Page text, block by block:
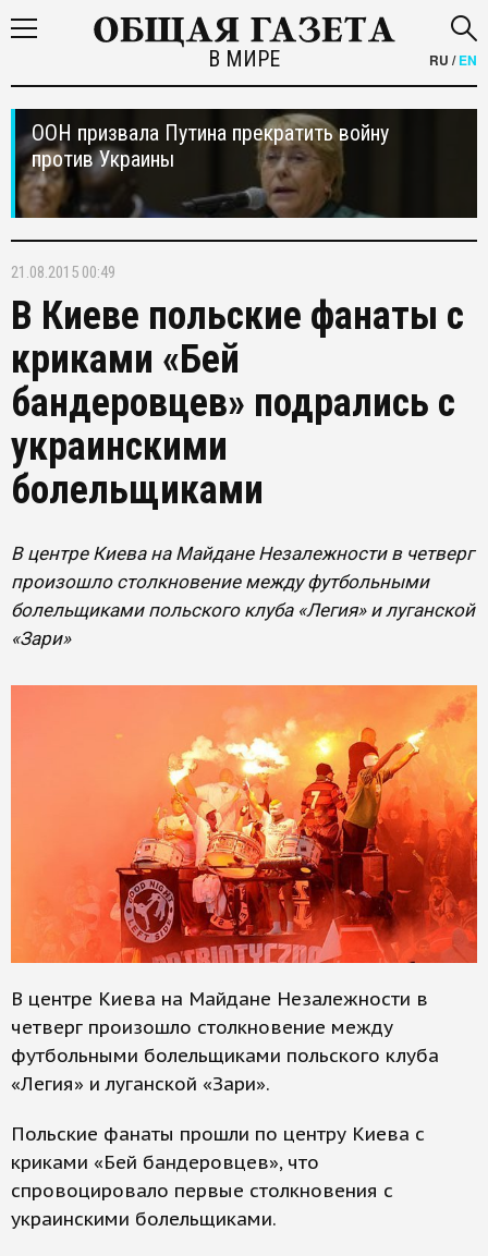
В МИРЕ RU /EN
ООН призвала Путина прекратить войну
против Украины
21.08.2015 00:49
В Киеве польские фанаты с
криками «Бей
бандеровцев» подрались с
украинскими
болельщиками
В центре Киева на Майдане Незалежности в четверг
произошло столкновение между футбольными
болельщиками польского клуба «Легия» и луганской
«Зари»
В центре Киева на Майдане Незалежности в
четверг произошло столкновение между
футбольными болельщиками польского клуба
«Легия» и луганской «Зари».
Польские фанаты прошли по центру Киева с
криками «Бей бандеровцев», что
спровоцировало первые столкновения с
украинскими болельщиками.